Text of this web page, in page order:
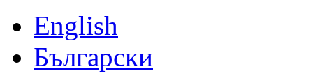
English
Български